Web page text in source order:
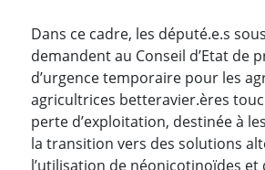
Dans ce cadre, les député.e.s
demandent au Conseil d’Etat de
d’urgence temporaire pour les
agricultrices betteravier.ères
perte d’exploitation, destinée à
la transition vers des solutions
l’utilisation de néonicotinoïdes et